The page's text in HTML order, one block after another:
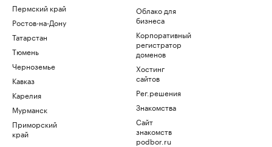
Пермский край
Ростов-на-Дону
Татарстан
Тюмень
Черноземье
Кавказ
Карелия
Мурманск
Приморский
край
Облако для
бизнеса
Корпоративный
регистратор
доменов
Хостинг
сайтов
Рег.решения
Знакомства
Сайт
знакомств
podbor.ru